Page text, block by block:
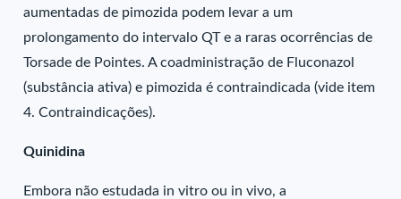
aumentadas de pimozida podem levar a um
prolongamento do intervalo QT e a raras ocorrências de
Torsade de Pointes. A coadministração de Fluconazol
(substância ativa) e pimozida é contraindicada (vide item
4. Contraindicações).
Quinidina
Embora não estudada in vitro ou in vivo, a